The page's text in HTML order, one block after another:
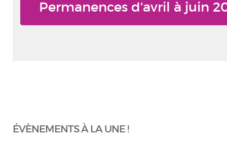
Permanences d'avril à juin
ÉVÈNEMENTS À LA UNE !